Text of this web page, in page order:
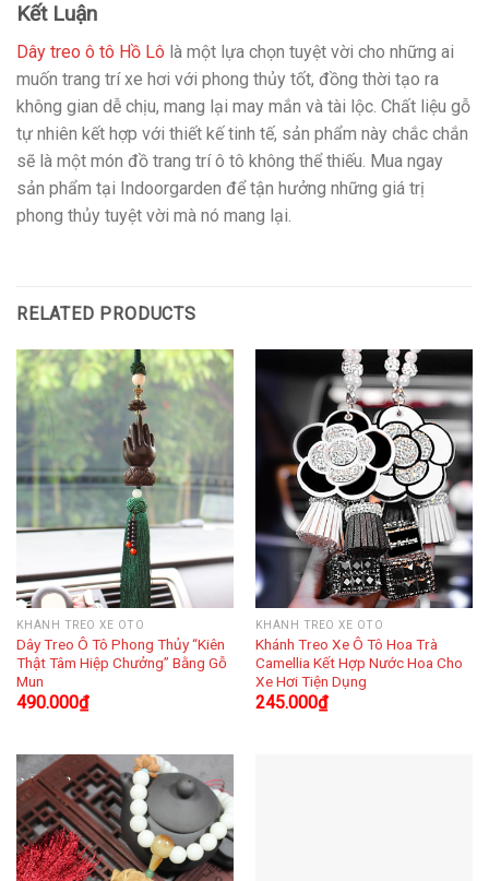
Kết Luận
Dây treo ô tô Hồ Lô là một lựa chọn tuyệt vời cho những ai
muốn trang trí xe hơi với phong thủy tốt, đồng thời tạo ra
không gian dễ chịu, mang lại may mắn và tài lộc. Chất liệu gỗ
tự nhiên kết hợp với thiết kế tinh tế, sản phẩm này chắc chắn
sẽ là một món đồ trang trí ô tô không thể thiếu. Mua ngay
sản phẩm tại Indoorgarden để tận hưởng những giá trị
phong thủy tuyệt vời mà nó mang lại.
RELATED PRODUCTS
KHÁNH TREO XE OTO
Dây Treo Ô Tô Phong Thủy “Kiên
Thật Tâm Hiệp Chưởng” Bằng Gỗ
Mun
490.000₫
KHÁNH TREO XE OTO
Khánh Treo Xe Ô Tô Hoa Trà
Camellia Kết Hợp Nước Hoa Cho
Xe Hơi Tiện Dụng
245.000₫